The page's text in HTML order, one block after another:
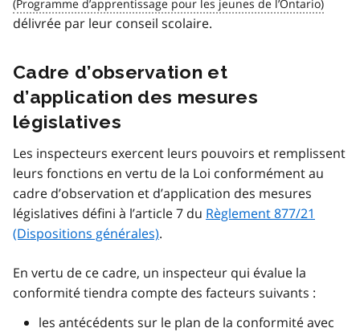
délivrée par leur conseil scolaire.
Cadre d’observation et
d’application des mesures
législatives
Les inspecteurs exercent leurs pouvoirs et remplissent
leurs fonctions en vertu de la Loi conformément au
cadre d’observation et d’application des mesures
législatives défini à l’article 7 du Règlement 877/21
(Dispositions générales).
En vertu de ce cadre, un inspecteur qui évalue la
conformité tiendra compte des facteurs suivants :
les antécédents sur le plan de la conformité avec